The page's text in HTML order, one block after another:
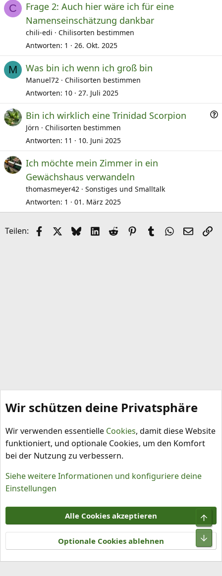
C
Frage 2: Auch hier wäre ich für eine
Namenseinschätzung dankbar
chili-edi
Chilisorten bestimmen
Antworten 1 26. Okt. 2025
M Was bin ich wenn ich groß bin
Manuel72
Chilisorten bestimmen
Antworten 10 27. Juli 2025
F
g
Bin ich wirklich eine Trinidad Scorpion
Jörn
Chilisorten bestimmen
Antworten 11 10. Juni 2025
Ich möchte mein Zimmer in ein
Gewächshaus verwandeln
thomasmeyer42
Sonstiges und Smalltalk
Antworten 1 01. März 2025
Teilen: FacebookX (Twitter)
BlueskyLinkedIn
Reddit Pinterest
Tumblr WhatsApp
E-Mail
Meine Chilis
Nutzungsbedingungen
Datenschutz
Hilfe und Impressum
R
S
S
Community platform by XenForo® © 2010-2026 XenForo Ltd.
Wir schützen deine Privatsphäre
Wir verwenden essentielle Cookies, damit diese Website
funktioniert, und optionale Cookies, um den Komfort
bei der Nutzung zu verbessern.
Siehe weitere Informationen und konfiguriere deine
Einstellungen
Alle Cookies akzeptieren
Optionale Cookies ablehnen